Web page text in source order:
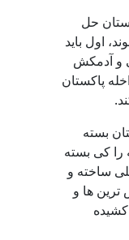
حل
اول باید
و آدمکش
پاکستان
بسته
را کی بسته
ساخته و
ها و